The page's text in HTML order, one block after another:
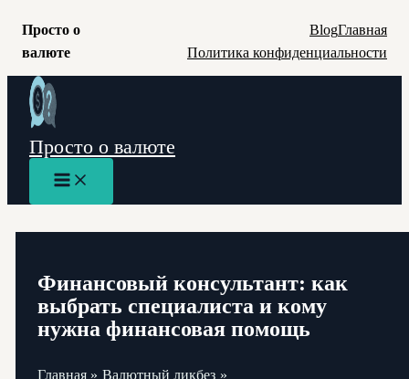
Просто о
валюте
BlogГлавная
Политика конфиденциальности
Перейти
содержимому
Просто о валюте
Main
Menu
Финансовый консультант: как
выбрать специалиста и кому
нужна финансовая помощь
Главная
Валютный ликбез